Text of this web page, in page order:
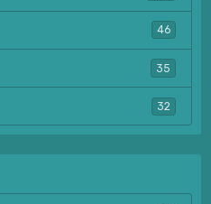
46
35
32